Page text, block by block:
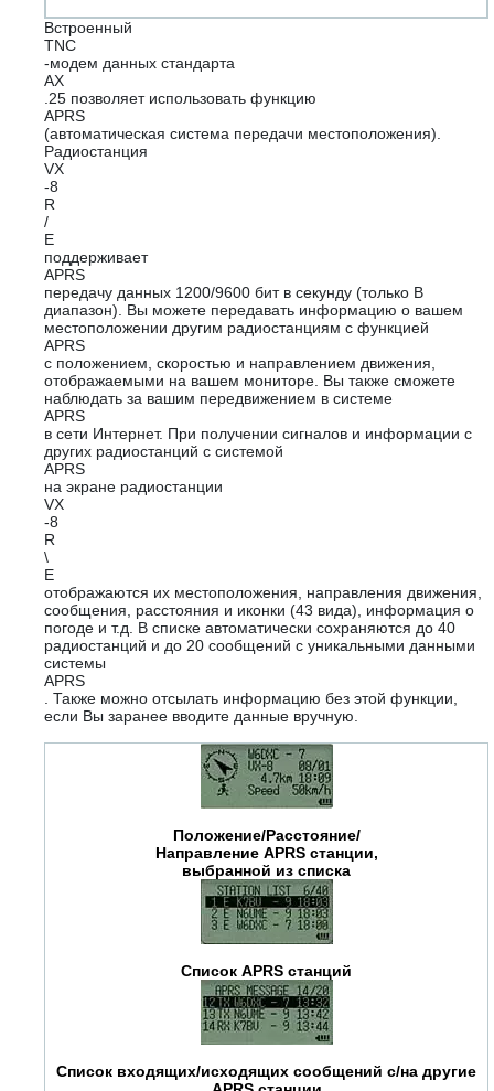
Встроенный
TNC
-модем данных стандарта
AX
.25 позволяет использовать функцию
APRS
(автоматическая система передачи местоположения).
Радиостанция
VX
-8
R
/
E
поддерживает
APRS
передачу данных 1200/9600 бит в секунду (только В
диапазон). Вы можете передавать информацию о вашем
местоположении другим радиостанциям с функцией
APRS
с положением, скоростью и направлением движения,
отображаемыми на вашем мониторе. Вы также сможете
наблюдать за вашим передвижением в системе
APRS
в сети Интернет. При получении сигналов и информации с
других радиостанций с системой
APRS
на экране радиостанции
VX
-8
R
\
E
отображаются их местоположения, направления движения,
сообщения, расстояния и иконки (43 вида), информация о
погоде и т.д. В списке автоматически сохраняются до 40
радиостанций и до 20 сообщений с уникальными данными
системы
APRS
. Также можно отсылать информацию без этой функции,
если Вы заранее вводите данные вручную.
Положение/Расстояние/
Направление APRS станции,
выбранной из списка
Список APRS станций
Список входящих/исходящих сообщений с/на другие